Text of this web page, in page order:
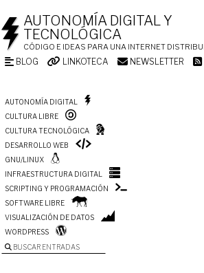
AUTONOMÍA DIGITAL Y
TECNOLÓGICA
CÓDIGO E IDEAS PARA UNA INTERNET
BLOG LINKOTECA NEWSLETTER
AUTONOMÍA DIGITAL
CULTURA LIBRE
CULTURA TECNOLÓGICA
DESARROLLO WEB
GNU/LINUX
INFRAESTRUCTURA DIGITAL
SCRIPTING Y PROGRAMACIÓN
SOFTWARE LIBRE
VISUALIZACIÓN DE DATOS
WORDPRESS
BUSCAR ENTRADAS